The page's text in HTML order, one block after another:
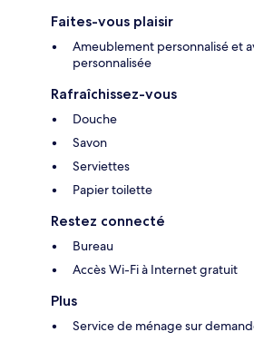
Faites-vous plaisir
Ameublement personnalisé et
personnalisée
Rafraîchissez-vous
Douche
Savon
Serviettes
Papier toilette
Restez connecté
Bureau
Accès Wi-Fi à Internet gratuit
Plus
Service de ménage sur